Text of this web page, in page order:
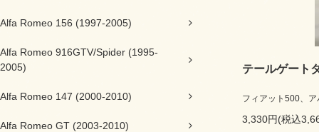
Alfa Romeo 156 (1997-2005)
Alfa Romeo 916GTV/Spider (1995-
2005)
Alfa Romeo 147 (2000-2010)
Alfa Romeo GT (2003-2010)
テールゲート
フィアット500、
3,330円(税込